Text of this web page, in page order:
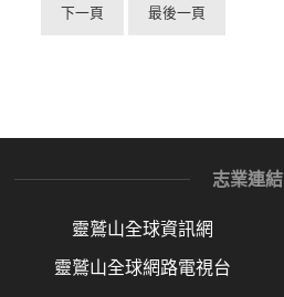
下一頁 最後一頁
志業連結
靈鷲山全球資訊網
靈鷲山全球網路電視台